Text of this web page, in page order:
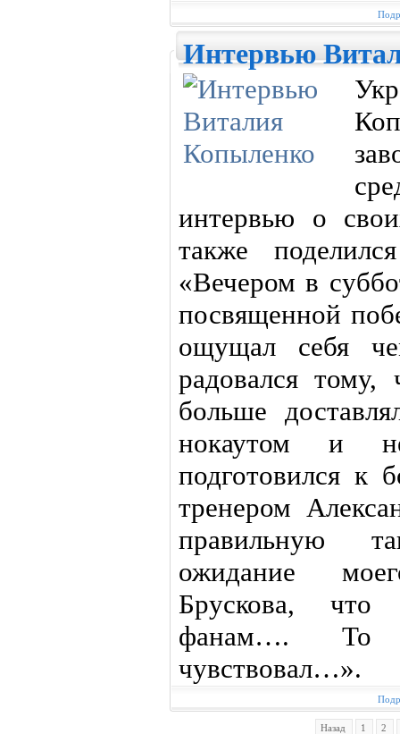
Интервью
интервью о
также
«Вечером в
посвященной
ощущал себя
радовался
больше
нокаутом и
подготовился к
тренером
правильную
ожидание
Брускова, что
фанам…. То
чувствовал…».
Назад 1 2